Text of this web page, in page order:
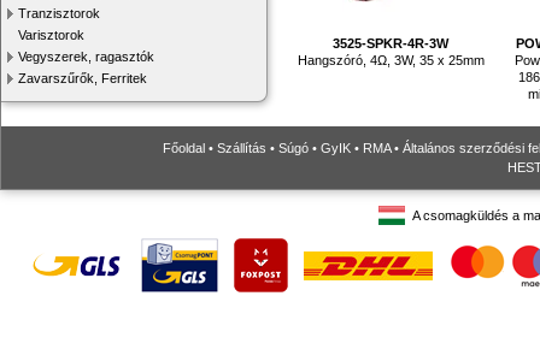
Tranzisztorok
Varisztorok
Vegyszerek, ragasztók
Zavarszűrők, Ferritek
3525-SPKR-4R-3W
Hangszóró, 4Ω, 3W, 35 x 25mm
Főoldal • Szállítás • Súgó • GyIK • RMA• Általános szerződési
A csomagküldés a